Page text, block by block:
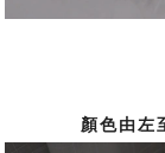
顏色由左